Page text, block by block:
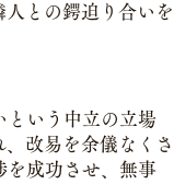
との鍔迫り合いを
いう中立の立場
改易を余儀なくさ
を成功させ、無事